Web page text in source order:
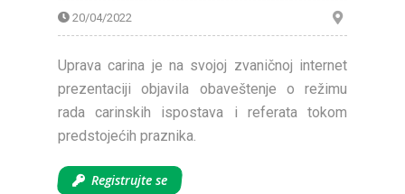
20/04/2022
Uprava carina je na svojoj zvaničnoj internet
prezentaciji objavila obaveštenje o režimu
rada carinskih ispostava i referata tokom
predstojećih praznika.
Registrujte se